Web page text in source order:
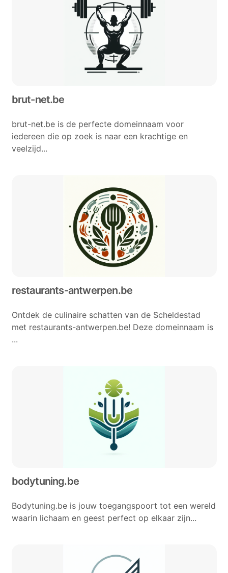
brut-net.be
brut-net.be is de perfecte domeinnaam voor
iedereen die op zoek is naar een krachtige en
veelzijd...
restaurants-antwerpen.be
Ontdek de culinaire schatten van de Scheldestad
met restaurants-antwerpen.be! Deze domeinnaam is
...
bodytuning.be
Bodytuning.be is jouw toegangspoort tot een wereld
waarin lichaam en geest perfect op elkaar zijn...